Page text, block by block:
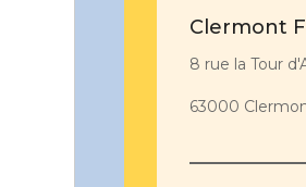
Clermont
8 rue la Tour
63000